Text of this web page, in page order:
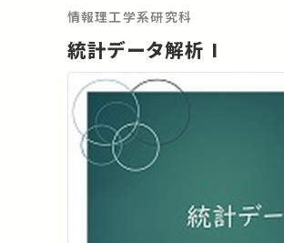
情報理工学系研究科
統計データ解析 I